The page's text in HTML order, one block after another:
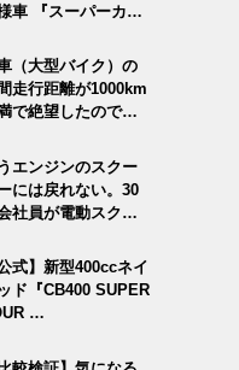
車 『スーパーカ
（大型バイク）の
走行距離が1000km
で絶望したので
エンジンのスクー
には戻れない。30
社員が電動スクー
公式】新型400ccネイ
ド『CB400 SUPER
…